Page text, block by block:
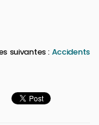
suivantes : Accidents